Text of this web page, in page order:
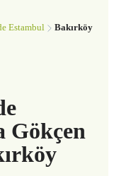
Estambul Bakırköy
Gökçen